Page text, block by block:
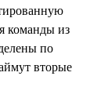
команды из
по
вторые